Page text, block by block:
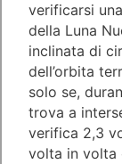
verificarsi
della Luna
inclinata di
dell’orbita
solo se,
trova a
verifica 2,3
volta in volta